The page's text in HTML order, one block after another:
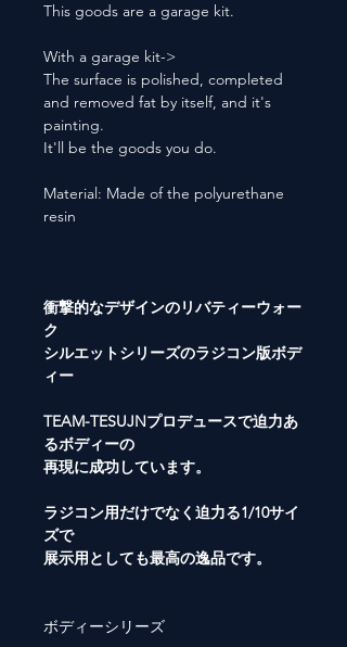
This goods are a garage kit.
With a garage kit->
The surface is polished, completed
and removed fat by itself, and it's
painting.
It'll be the goods you do.
Material: Made of the polyurethane
resin
衝撃的なデザインのリバティーウォー
ク
シルエットシリーズのラジコン版ボデ
ィー
TEAM-TESUJNプロデュースで迫力あ
るボディーの
再現に成功しています。
ラジコン用だけでなく迫力る1/10サイ
ズで
展示用としても最高の逸品です。
ボディーシリーズ